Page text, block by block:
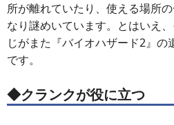
所が離れていたり、使える場所
なり謎めいています。とはいえ
じがまた『バイオハザード2』
です。
◆クランクが役に立つ